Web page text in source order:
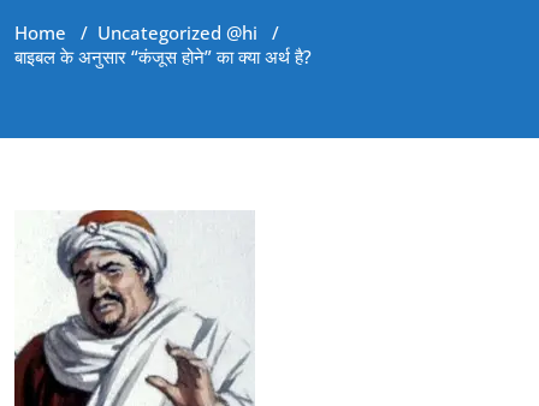
Home / Uncategorized @hi /
बाइबल के अनुसार “कंजूस होने” का क्या अर्थ है?